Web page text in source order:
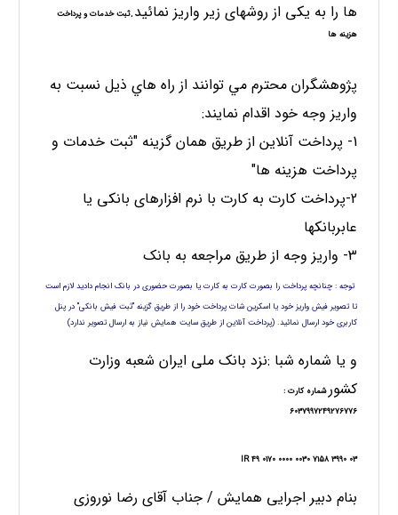
ها را به یکی از روشهای زیر واریز نمائید.ثبت خدمات و پرداخت
هزینه ها
پژوهشگران محترم مي توانند از راه هاي ذيل نسبت به
واريز وجه خود اقدام نمايند:
1- پرداخت آنلاین از طریق همان گزینه "ثبت خدمات و
پرداخت هزینه ها"
2-پرداخت كارت به كارت با نرم افزارهای بانکی یا
عابربانکها
3- واریز وجه از طریق مراجعه به بانک
توجه : چنانچه پرداخت را بصورت کارت به کارت یا بصورت حضوری در بانک انجام دادید لازم است
تا تصویر فیش واریز خود یا اسکرین شات پرداخت خود را از طریق گزینه "ثبت فیش بانکی" در پنل
کاربری خود ارسال نمائید. (پرداخت آنلاین از طریق سایت همایش نیاز به ارسال تصویر ندارد)
و یا شماره شبا :نزد بانک ملی ایران شعبه وزارت
کشورشماره کارت :
6037997249276776
IR 49 0170 0000 0030 7158 3990 03
بنام دبیر اجرایی همایش / جناب آقای رضا نوروزی